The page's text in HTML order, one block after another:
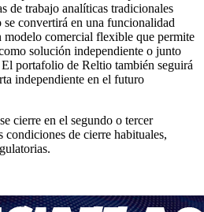
de trabajo analíticas tradicionales
convertirá en una funcionalidad
comercial flexible que permite
solución independiente o junto
portafolio de Reltio también seguirá
independiente en el futuro
cierre en el segundo o tercer
condiciones de cierre habituales,